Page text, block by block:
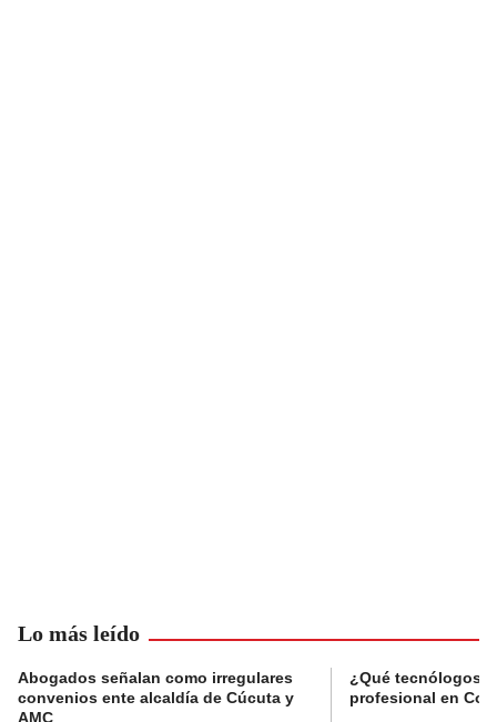
Lo más leído
Abogados señalan como irregulares
convenios ente alcaldía de Cúcuta y
AMC
¿Qué tecnólogos
profesional en